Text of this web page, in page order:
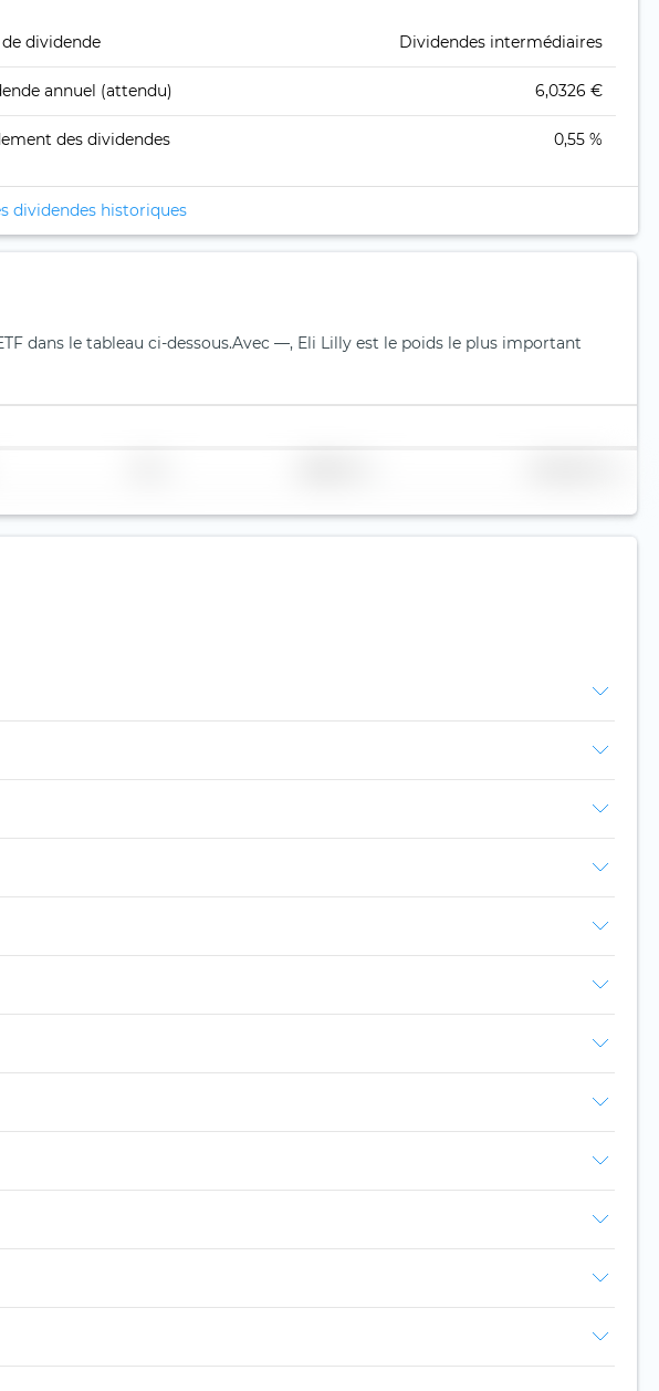
de dividende Dividendes intermédiaires
annuel (attendu) 6,0326 €
des dividendes 0,55 %
dividendes historiques
dans le tableau ci-dessous.Avec —, Eli Lilly est le poids le plus important